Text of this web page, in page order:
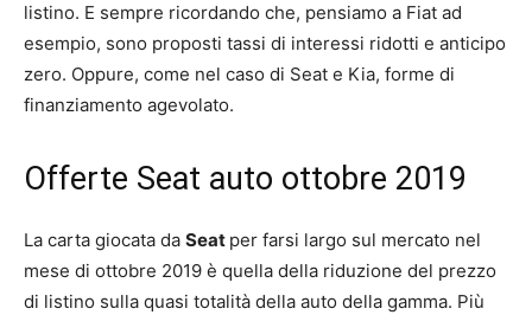
listino. E sempre ricordando che, pensiamo a Fiat ad
esempio, sono proposti tassi di interessi ridotti e anticipo
zero. Oppure, come nel caso di Seat e Kia, forme di
finanziamento agevolato.
Offerte Seat auto ottobre 2019
La carta giocata da Seat per farsi largo sul mercato nel
mese di ottobre 2019 è quella della riduzione del prezzo
di listino sulla quasi totalità della auto della gamma. Più